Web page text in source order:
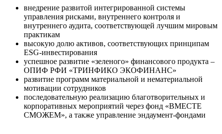
внедрение развитой интегрированной системы
управления рисками, внутреннего контроля и
внутреннего аудита, соответствующей лучшим мировым
практикам
высокую долю активов, соответствующих принципам
ESG-инвестирования
успешное развитие «зеленого» финансового продукта –
ОПИФ РФИ «ТРИНФИКО ЭКОФИНАНС»
развитие программ материальной и нематериальной
мотивации сотрудников
последовательную реализацию благотворительных и
корпоративных мероприятий через фонд «ВМЕСТЕ
СМОЖЕМ», а также управление эндаумент-фондами